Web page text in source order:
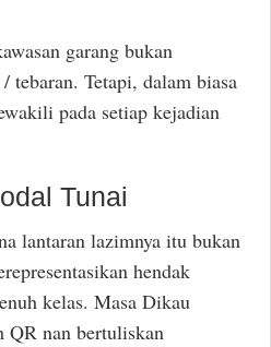
garang bukan
tebaran. Tetapi, dalam biasa
pada setiap kejadian
Tunai
lantaran lazimnya itu bukan
hendak
kelas. Masa Dikau
QR nan bertuliskan